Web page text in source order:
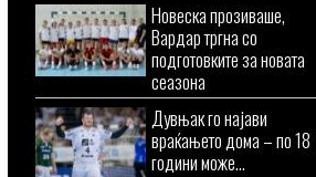
Новеска прозиваше,
Вардар тргна со
подготовките за новата
сеазона
Дувњак го најави
враќањето дома – по 18
години може...